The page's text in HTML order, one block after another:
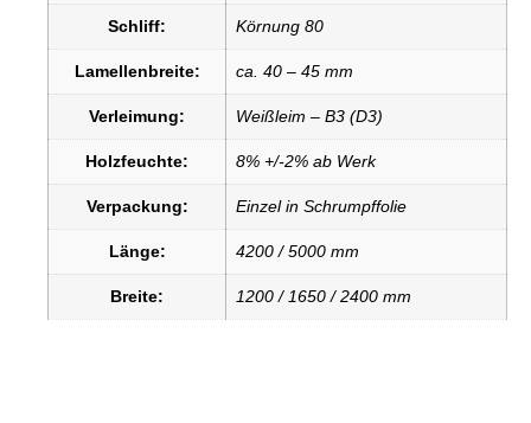
Schliff: Körnung 80
Lamellenbreite: ca. 40 – 45 mm
Verleimung: Weißleim – B3 (D3)
Holzfeuchte: 8% +/-2% ab Werk
Verpackung: Einzel in Schrumpffolie
Länge: 4200 / 5000 mm
Breite: 1200 / 1650 / 2400 mm